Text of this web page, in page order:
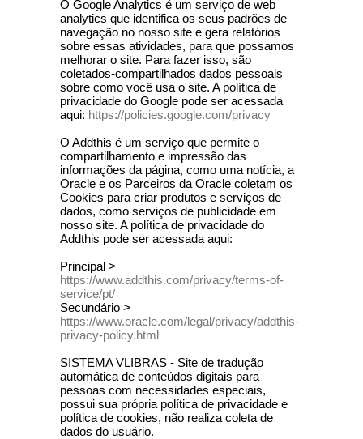
O Google Analytics é um serviço de web
analytics que identifica os seus padrões de
navegação no nosso site e gera relatórios
sobre essas atividades, para que possamos
melhorar o site. Para fazer isso, são
coletados-compartilhados dados pessoais
sobre como você usa o site. A política de
privacidade do Google pode ser acessada
aqui: https://policies.google.com/privacy
O Addthis é um serviço que permite o
compartilhamento e impressão das
informações da página, como uma notícia, a
Oracle e os Parceiros da Oracle coletam os
Cookies para criar produtos e serviços de
dados, como serviços de publicidade em
nosso site. A política de privacidade do
Addthis pode ser acessada aqui:
Principal >
https://www.addthis.com/privacy/terms-of-
service/pt/
Secundário >
https://www.oracle.com/legal/privacy/addthis-
privacy-policy.html
SISTEMA VLIBRAS - Site de tradução
automática de conteúdos digitais para
pessoas com necessidades especiais,
possui sua própria política de privacidade e
política de cookies, não realiza coleta de
dados do usuário.